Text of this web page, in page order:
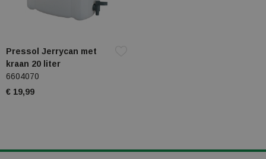
Pressol Jerrycan met
kraan 20 liter
6604070
€ 19,99